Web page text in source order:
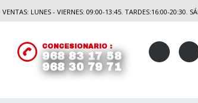
VENTAS: LUNES - VIERNES: 09:00-13:45. TARDES:16:00-20:30.
CONCESIONARIO :
968 83 17 58
968 30 79 71